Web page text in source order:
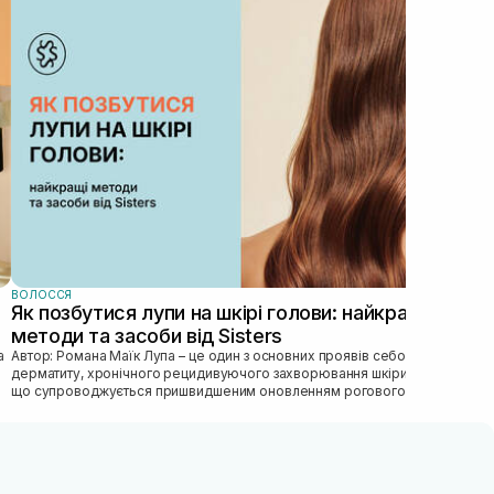
ВОЛОССЯ
Як позбутися лупи на шкірі голови: найкращі
методи та засоби від Sisters
Автор: Романа Маїк Лупа – це один з основних проявів себорейного
дерматиту, хронічного рецидивуючого захворювання шкіри голови,
що супроводжується пришвидшеним оновленням рогового